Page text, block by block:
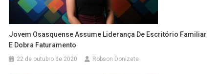
Jovem Osasquense Assume Liderança De Escritório Familiar
E Dobra Faturamento
22 de outubro de 2020 Robson Donizete